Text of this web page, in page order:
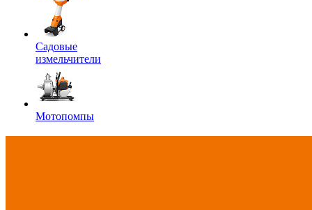
Садовые
измельчители
Мотопомпы